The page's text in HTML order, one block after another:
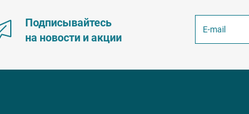
Подписывайтесь
на новости и акции